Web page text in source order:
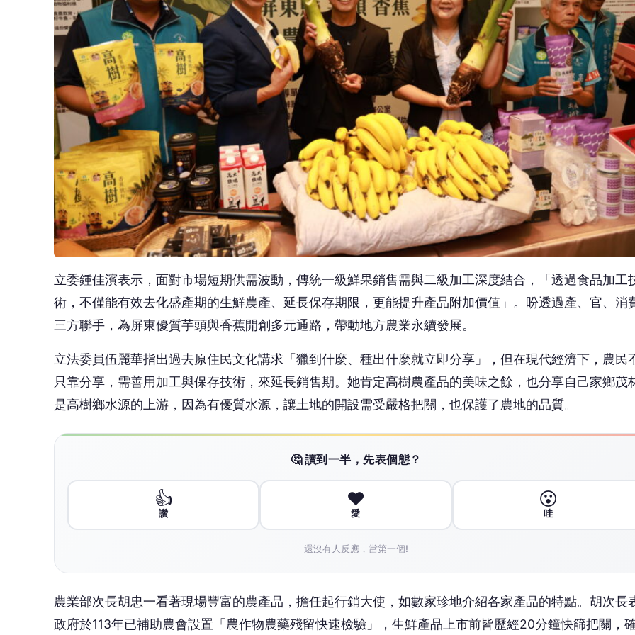
立委鍾佳濱表示，面對市場短期供需波動，傳統一級鮮果銷售需與二級加工深度結合，「透過食品加工
術，不僅能有效去化盛產期的生鮮農產、延長保存期限，更能提升產品附加價值」。盼透過產、官、消
三方聯手，為屏東優質芋頭與香蕉開創多元通路，帶動地方農業永續發展。
立法委員伍麗華指出過去原住民文化講求「獵到什麼、種出什麼就立即分享」，但在現代經濟下，農民
只靠分享，需善用加工與保存技術，來延長銷售期。她肯定高樹農產品的美味之餘，也分享自己家鄉茂
是高樹鄉水源的上游，因為有優質水源，讓土地的開設需受嚴格把關，也保護了農地的品質。
🤔 讀到一半，先表個態？
👍
讚
❤️
愛
😮
哇
還沒有人反應，當第一個!
農業部次長胡忠一看著現場豐富的農產品，擔任起行銷大使，如數家珍地介紹各家產品的特點。胡次長
政府於113年已補助農會設置「農作物農藥殘留快速檢驗」，生鮮產品上市前皆歷經20分鐘快篩把關，